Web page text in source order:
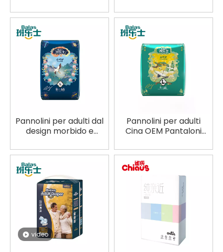
Fornitura diretta in
fabbrica OEM
per marchi globali
Pannolini per adulti dal
design morbido e
Soft Surround
Pannolini per adulti
Cina OEM Pantaloni
video